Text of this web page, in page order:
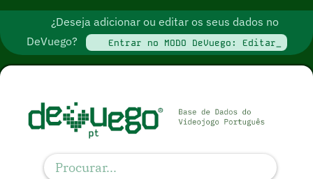
¿Deseja adicionar ou editar os seus dados no
DeVuego?
Entrar no MODO DeVuego: Editar_